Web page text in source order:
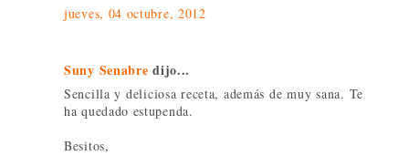
jueves, 04 octubre, 2012
Suny Senabre dijo...
Sencilla y deliciosa receta, además de muy sana. Te
ha quedado estupenda.
Besitos,